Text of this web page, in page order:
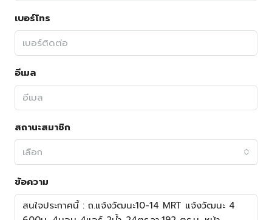
เบอร์โทร
อีเมล
สถานะสมาชิก
เลือก
ข้อความ